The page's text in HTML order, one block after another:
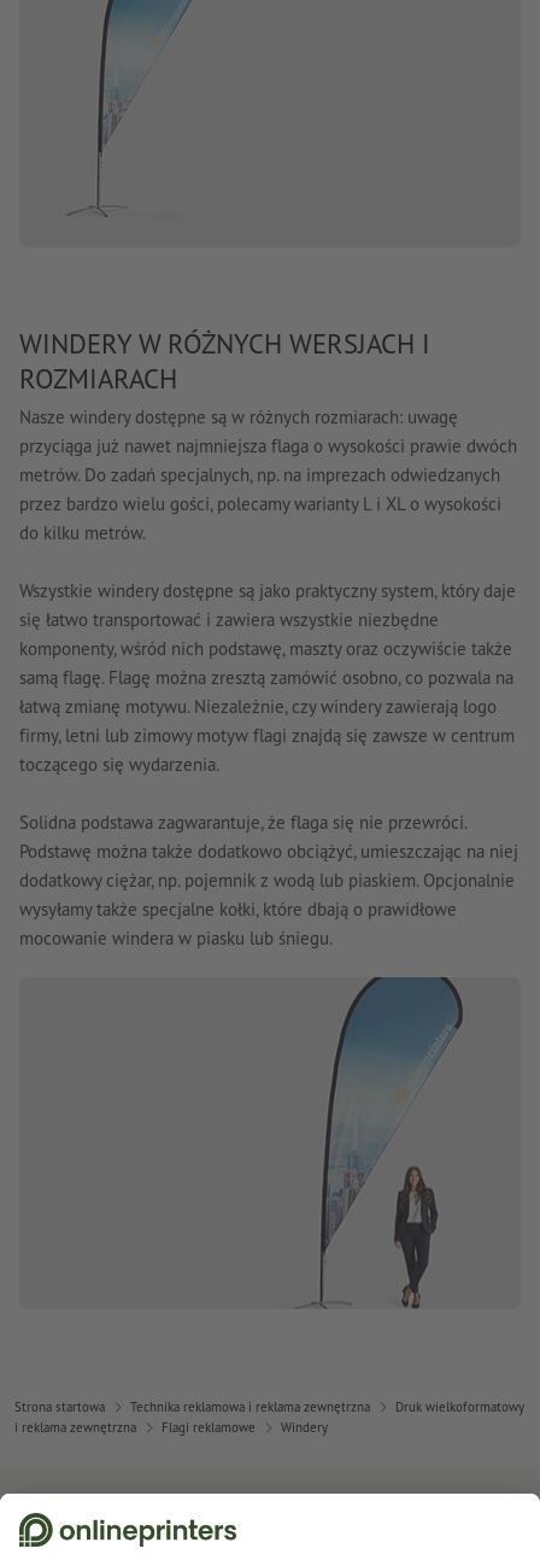
WINDERY W RÓŻNYCH WERSJACH I
ROZMIARACH
Nasze windery dostępne są w różnych rozmiarach: uwagę
przyciąga już nawet najmniejsza flaga o wysokości prawie dwóch
metrów. Do zadań specjalnych, np. na imprezach odwiedzanych
przez bardzo wielu gości, polecamy warianty L i XL o wysokości
do kilku metrów.
Wszystkie windery dostępne są jako praktyczny system, który daje
się łatwo transportować i zawiera wszystkie niezbędne
komponenty, wśród nich podstawę, maszty oraz oczywiście także
samą flagę. Flagę można zresztą zamówić osobno, co pozwala na
łatwą zmianę motywu. Niezależnie, czy windery zawierają logo
firmy, letni lub zimowy motyw flagi znajdą się zawsze w centrum
toczącego się wydarzenia.
Solidna podstawa zagwarantuje, że flaga się nie przewróci.
Podstawę można także dodatkowo obciążyć, umieszczając na niej
dodatkowy ciężar, np. pojemnik z wodą lub piaskiem. Opcjonalnie
wysyłamy także specjalne kołki, które dbają o prawidłowe
mocowanie windera w piasku lub śniegu.
Strona startowa Technika reklamowa i reklama zewnętrzna
Druk wielkoformatowy
i reklama zewnętrzna
Flagi reklamowe Windery